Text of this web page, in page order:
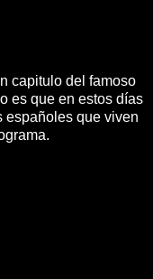
capitulo del famoso
es que en estos días
españoles que viven